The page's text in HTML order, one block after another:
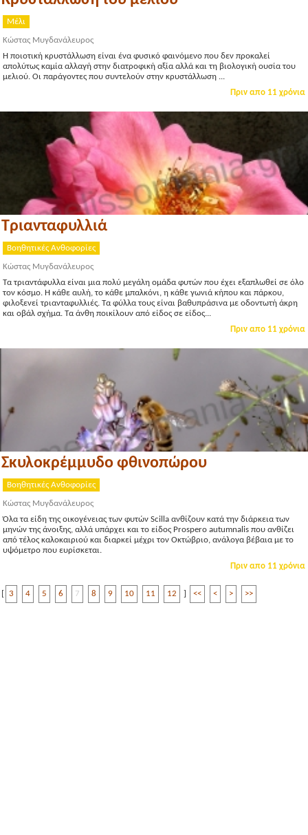
Μέλι
Κώστας Μυγδανάλευρος
Η ποιοτική κρυστάλλωση είναι ένα φυσικό φαινόμενο που δεν προκαλεί
απολύτως καμία αλλαγή στην διατροφική αξία αλλά και τη βιολογική ουσία του
μελιού. Οι παράγοντες που συντελούν στην κρυστάλλωση ...
Πριν απο 11 χρόνια
Τριανταφυλλιά
Βοηθητικές Ανθοφορίες
Κώστας Μυγδανάλευρος
Τα τριαντάφυλλα είναι μια πολύ μεγάλη ομάδα φυτών που έχει εξαπλωθεί σε όλο
τον κόσμο. Η κάθε αυλή, το κάθε μπαλκόνι, η κάθε γωνιά κήπου και πάρκου,
φιλοξενεί τριανταφυλλιές. Τα φύλλα τους είναι βαθυπράσινα με οδοντωτή άκρη
και οβάλ σχήμα. Τα άνθη ποικίλουν από είδος σε είδος...
Πριν απο 11 χρόνια
Σκυλοκρέμμυδο φθινοπώρου
Βοηθητικές Ανθοφορίες
Κώστας Μυγδανάλευρος
Όλα τα είδη της οικογένειας των φυτών Scilla ανθίζουν κατά την διάρκεια των
μηνών της άνοιξης, αλλά υπάρχει και το είδος Prospero autumnalis που ανθίζει
από τέλος καλοκαιριού και διαρκεί μέχρι τον Οκτώβριο, ανάλογα βέβαια με το
υψόμετρο που ευρίσκεται.
Πριν απο 11 χρόνια
3 4 5 6 7 8 9 10 11 12 << < > >>